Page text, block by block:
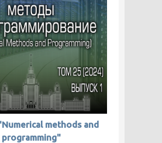
methods and
programming"